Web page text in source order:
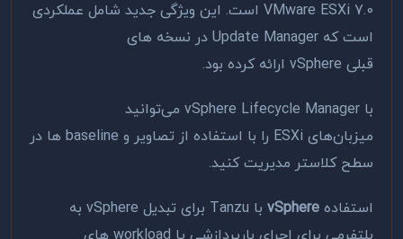
VMware ESXi 7.0 است. این ویژگی جدید شامل عملکردی
است که Update Manager در نسخه های
قبلی vSphere ارائه کرده بود.
با vSphere Lifecycle Manager می‌توانید
میزبان‌های ESXi را با استفاده از تصاویر و baseline ها در
سطح کلاستر مدیریت کنید.
استفاده vSphere
با Tanzu برای تبدیل vSphere به